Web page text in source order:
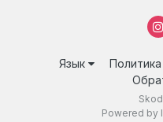
Язык
Powered by